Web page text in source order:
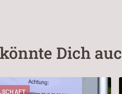
Dich